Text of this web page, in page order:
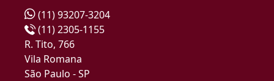
(11) 93207-3204
(11) 2305-1155
R. Tito, 766
Vila Romana
São Paulo - SP